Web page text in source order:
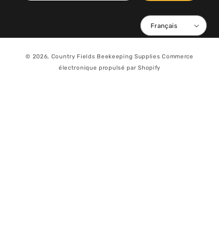
Français
© 2026, Country Fields Beekeeping Supplies Commerce
électronique propulsé par Shopify